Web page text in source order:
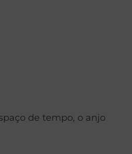
de tempo, o anjo